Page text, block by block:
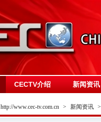
CECTV介绍 新闻资讯
http://www.cec-tv.com.cn > 新闻资讯 >